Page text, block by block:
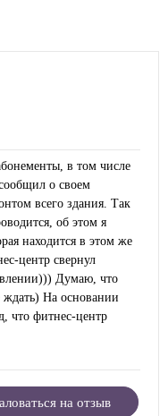
в том числе
о своем
всего здания. Так
об этом я
находится в этом же
центр свернул
Думаю, что
ждать) На основании
что фитнес-центр
на отзыв